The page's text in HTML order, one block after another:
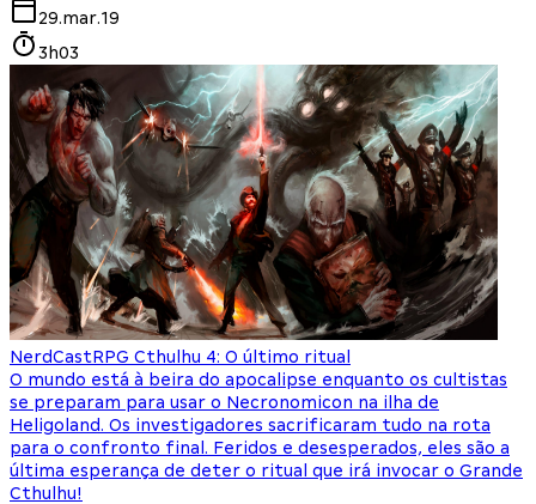
29.mar.19
3h03
NerdCastRPG Cthulhu 4: O último ritual
O mundo está à beira do apocalipse enquanto os cultistas
se preparam para usar o Necronomicon na ilha de
Heligoland. Os investigadores sacrificaram tudo na rota
para o confronto final. Feridos e desesperados, eles são a
última esperança de deter o ritual que irá invocar o Grande
Cthulhu!